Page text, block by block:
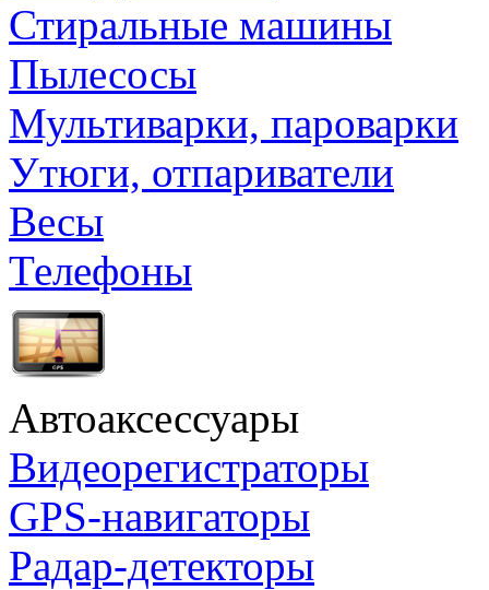
Стиральные машины
Пылесосы
Мультиварки, пароварки
Утюги, отпариватели
Весы
Телефоны
Автоаксессуары
Видеорегистраторы
GPS-навигаторы
Радар-детекторы